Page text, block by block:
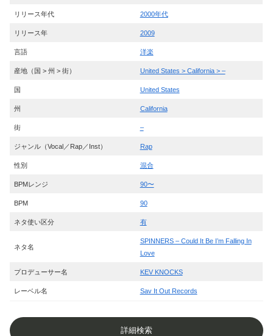
リリース年代 2000年代
リリース年 2009
言語 洋楽
産地（国 > 州 > 街） United States > California > –
国 United States
州 California
街 –
ジャンル（Vocal／Rap／Inst） Rap
性別 混合
BPMレンジ 90〜
BPM 90
ネタ使い区分 有
ネタ名
SPINNERS – Could It Be I’m Falling In
Love
プロデューサー名 KEV KNOCKS
レーベル名 Sav It Out Records
詳細検索